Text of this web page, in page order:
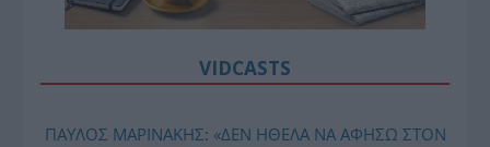
VIDCASTS
ΠΑΥΛΟΣ ΜΑΡΙΝΑΚΗΣ: «ΔΕΝ ΗΘΕΛΑ ΝΑ ΑΦΗΣΩ ΣΤΟΝ